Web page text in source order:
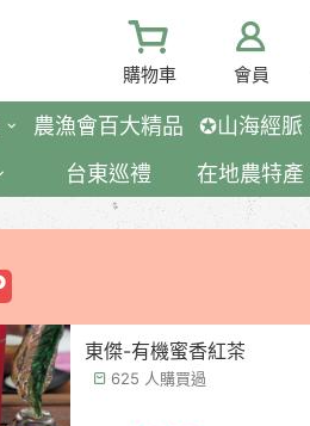
購物車 會員
農漁會百大精品 ✪山海經脈
台東巡禮 在地農特產
東傑-有機蜜香紅茶
625 人購買過